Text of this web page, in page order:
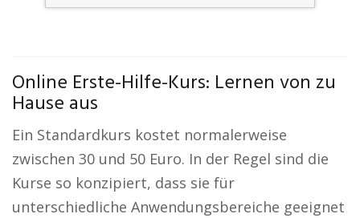
Online Erste-Hilfe-Kurs: Lernen von zu
Hause aus
Ein Standardkurs kostet normalerweise
zwischen 30 und 50 Euro. In der Regel sind die
Kurse so konzipiert, dass sie für
unterschiedliche Anwendungsbereiche geeignet